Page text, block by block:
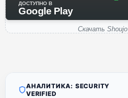
ДОСТУПНО В
Google Play
Скачать
АНАЛИТИКА: SECURITY
VERIFIED